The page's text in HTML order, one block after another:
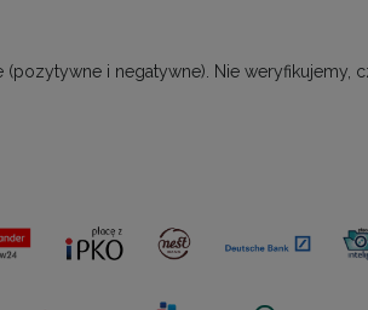
(pozytywne i negatywne). Nie